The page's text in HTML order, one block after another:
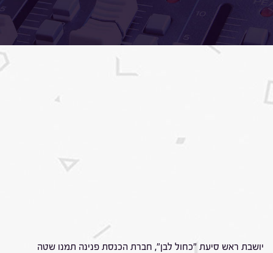
יושבת ראש סיעת "כחול לבן", חברת הכנסת פנינה תמנו שטה